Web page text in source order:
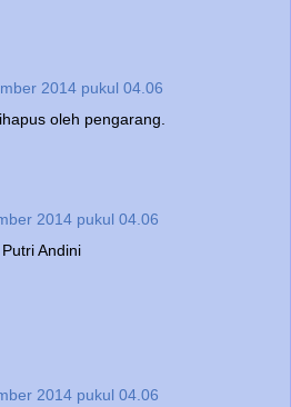
2014 pukul 04.06
oleh pengarang.
2014 pukul 04.06
Andini
2014 pukul 04.06